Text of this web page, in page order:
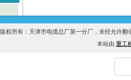
版权所有：天津市电缆总厂第一分厂，未经允许
本站由 重工